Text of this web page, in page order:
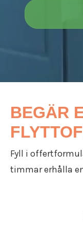
Flyttfirma
Flyttfirma
Flyttfirma
Flyttfirma
Flyttfirma
Flyttfirma
Flyttfirma Europa
BEGÄR
Fyll i
timmar erhålla